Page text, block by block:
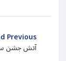
Previous
آتش جشن